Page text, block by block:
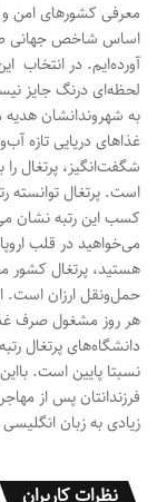
معرفی کشورهای امن و
اساس شاخص جهانی
آورده‌­ایم. در انتخاب
لحظه­‌ای درنگ جایز
غذاهای دریایی تازه
شگفت‌انگیز، پرتغال
است. پرتغال توانسته
کسب این رتبه نشان
می‌خواهید در قلب
هستید، پرتغال کشور
حمل‌ونقل ارزان است.
هر روز مشغول صرف
دانشگاه‌های پرتغال
نسبتا پایین است.
فرزندانتان پس از
زیادی به زبان
نظرات کاربران